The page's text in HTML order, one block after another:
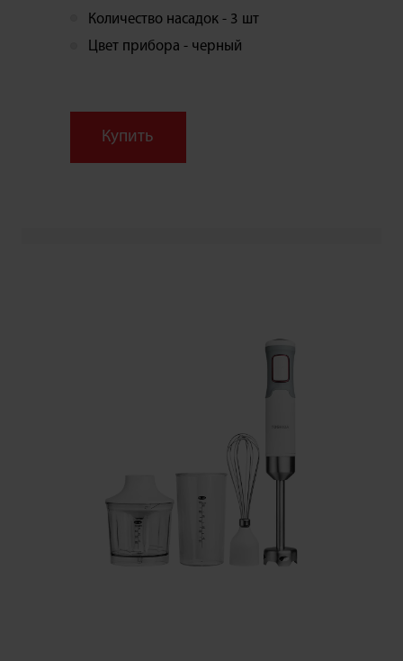
Количество насадок - 3 шт
Цвет прибора - черный
Купить